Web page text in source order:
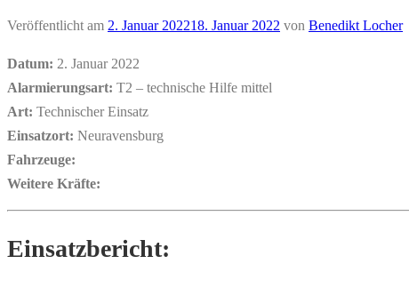
Veröffentlicht am 2. Januar 202218. Januar 2022 von Benedikt Locher
Datum: 2. Januar 2022
Alarmierungsart: T2 – technische Hilfe mittel
Art: Technischer Einsatz
Einsatzort: Neuravensburg
Fahrzeuge:
Weitere Kräfte:
Einsatzbericht: